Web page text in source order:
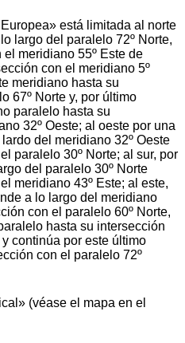
está limitada al norte
largo del paralelo 72º Norte,
meridiano 55º Este de
con el meridiano 5º
meridiano hasta su
67º Norte y, por último
paralelo hasta su
32º Oeste; al oeste por una
del meridiano 32º Oeste
paralelo 30º Norte; al sur, por
del paralelo 30º Norte
meridiano 43º Este; al este,
a lo largo del meridiano
con el paralelo 60º Norte,
hasta su intersección
continúa por este último
con el paralelo 72º
(véase el mapa en el